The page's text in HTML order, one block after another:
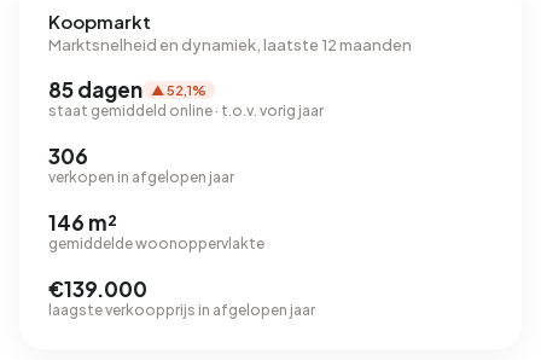
Koopmarkt
Marktsnelheid en dynamiek, laatste 12 maanden
85 dagen ▲ 52,1%
staat gemiddeld online · t.o.v. vorig jaar
306
verkopen in afgelopen jaar
146 m²
gemiddelde woonoppervlakte
€139.000
laagste verkoopprijs in afgelopen jaar